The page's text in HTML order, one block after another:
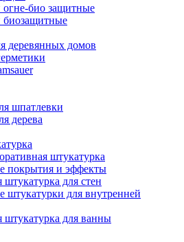
био защитные
биозащитные
деревянных домов
шпатлевки
дерева
штукатурка
покрытия и эффекты
штукатурка для стен
штукатурки для внутренней
штукатурка для ванны